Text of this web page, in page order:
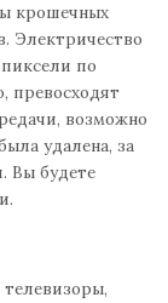
крошечных
Электричество
пиксели по
превосходят
возможно
удалена, за
Вы будете